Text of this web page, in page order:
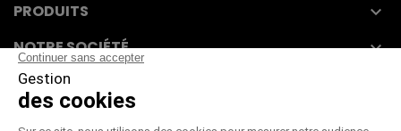
PRODUITS 
NOTRE SOCIÉTÉ 
VOTRE COMPTE